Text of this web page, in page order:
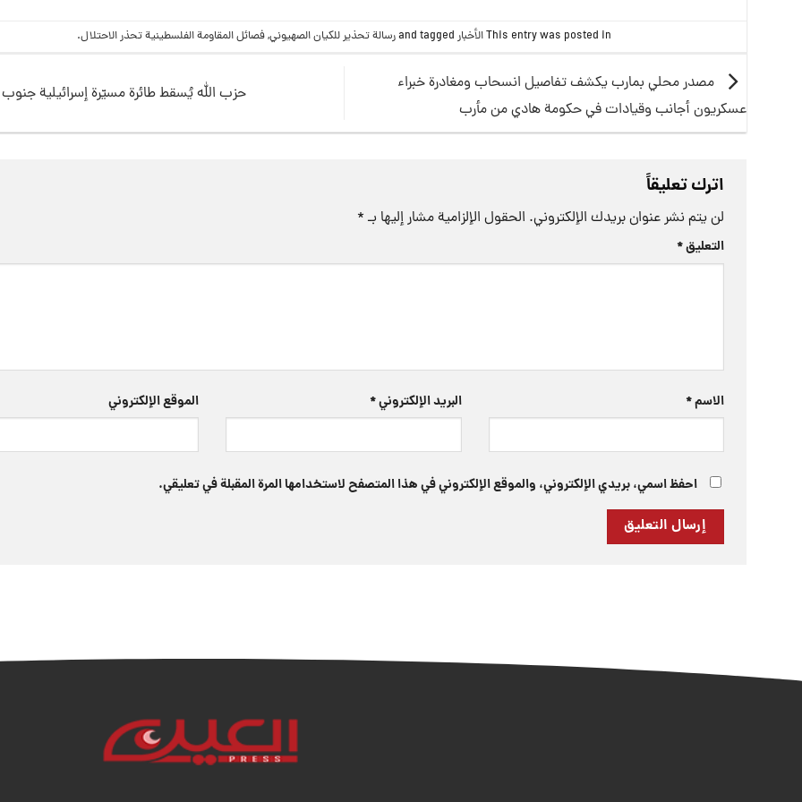
This entry was posted inالأخبار رسالة تحذير للكيان الصهيوني,فصائل المقاومة الفلسطينية تحذر الاحتلال.
مصدر محلي بمارب يكشف تفاصيل انسحاب ومغادرة خبراء
عسكريون أجانب وقيادات في حكومة هادي من مأرب
حزب الله يُسقط طائرة مسيّرة إسرائيلية جنوب
اترك تعليقاً
لن يتم نشر عنوان بريدك الإلكتروني. الحقول الإلزامية مشار إليها بـ *
التعليق*
الاسم* البريد الإلكتروني* الموقع الإلكتروني
احفظ اسمي، بريدي الإلكتروني، والموقع الإلكتروني في هذا المتصفح لاستخدامها المرة المقبلة في تعليقي.